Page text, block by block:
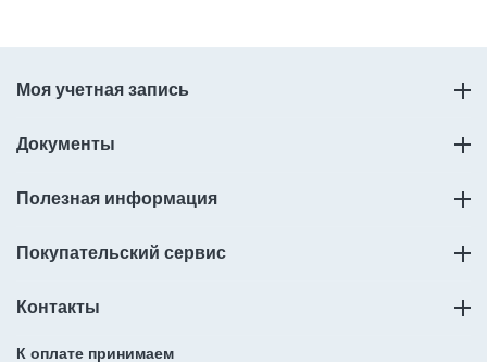
Моя учетная запись
Документы
Полезная информация
Покупательский сервис
Контакты
К оплате принимаем